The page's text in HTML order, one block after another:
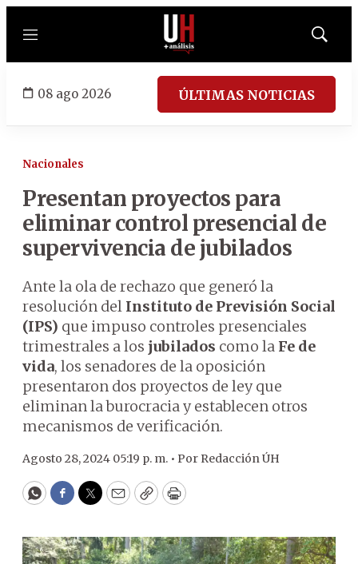
Menú
Mostrar
08 ago 2026 ÚLTIMAS NOTICIAS
Nacionales
Presentan proyectos para
eliminar control presencial de
supervivencia de jubilados
Ante la ola de rechazo que generó la
resolución del Instituto de Previsión Social
(IPS) que impuso controles presenciales
trimestrales a los jubilados como la Fe de
vida, los senadores de la oposición
presentaron dos proyectos de ley que
eliminan la burocracia y establecen otros
mecanismos de verificación.
Agosto 28, 2024 05:19 p. m. • Por Redacción ÚH
WhatsApp
Facebook
Twitter
EmailCopyPrint